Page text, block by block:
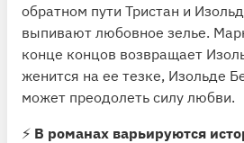
обратном пути Тристан и
выпивают любовное зелье.
конце концов возвращает
женится на ее тезке, Изольде
может преодолеть силу любви.
⚡️ В романах варьируются